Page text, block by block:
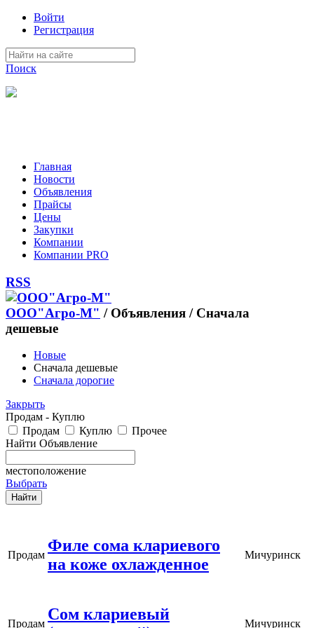
Войти
Регистрация
Поиск
Главная
Новости
Объявления
Прайсы
Цены
Закупки
Компании
Компании PRO
RSS
ООО"Агро-М" / Объявления / Сначала
дешевые
Новые
Сначала дешевые
Сначала дорогие
Закрыть
Продам - Куплю
Продам
Куплю
Прочее
Найти Объявление
местоположение
Выбрать
Продам
Филе сома клариевого
на коже охлажденное
Мичуринск
Продам
Сом клариевый
Мичуринск